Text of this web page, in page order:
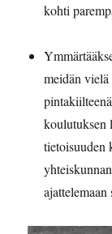
kohti
meidän vielä
koulutuksen
tietoisuuden